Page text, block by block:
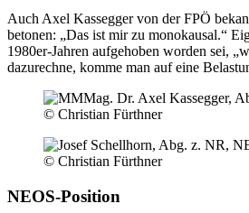
Auch Axel Kassegger von der FPÖ
betonen: „Das ist mir zu monokausal.“
1980er-Jahren aufgehoben worden sei,
dazurechne, komme man auf eine
© Christian Fürthner
© Christian Fürthner
NEOS-Position